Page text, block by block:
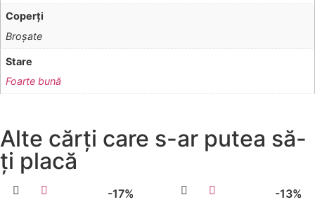
Coperţi
Broşate
Stare
Foarte bună
Alte cărți care s-ar putea să-
ți placă
-17% -13%